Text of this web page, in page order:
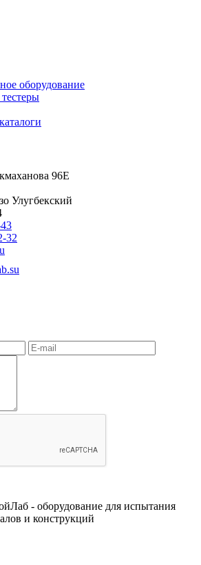
оборудование
96Е
Улугбекский
32
- оборудование для испытания
и конструкций